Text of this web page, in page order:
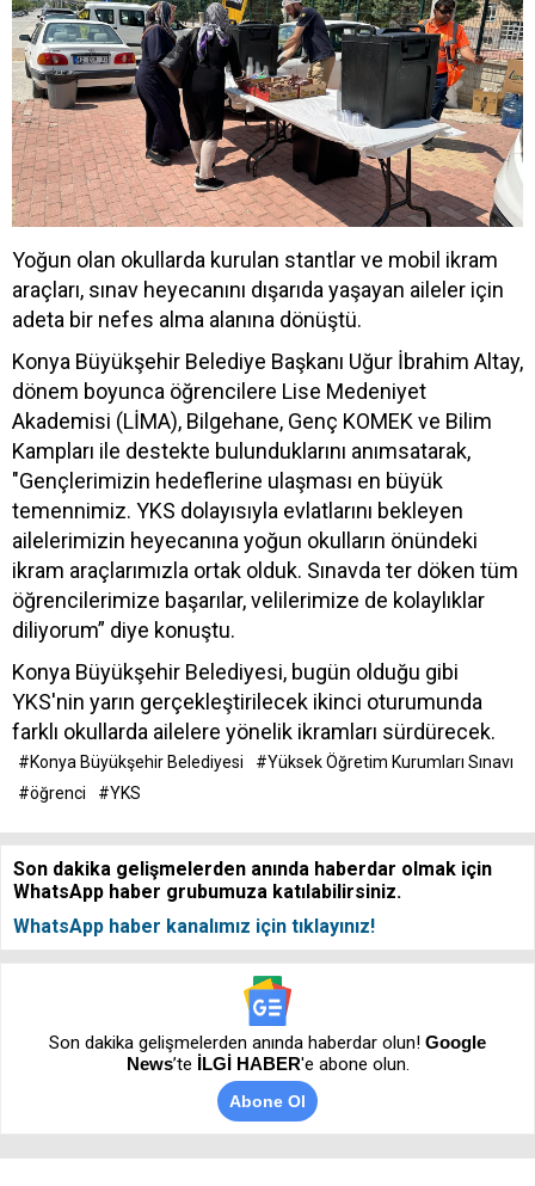
Yoğun olan okullarda kurulan stantlar ve mobil ikram
araçları, sınav heyecanını dışarıda yaşayan aileler için
adeta bir nefes alma alanına dönüştü.
Konya Büyükşehir Belediye Başkanı Uğur İbrahim Altay,
dönem boyunca öğrencilere Lise Medeniyet
Akademisi (LİMA), Bilgehane, Genç KOMEK ve Bilim
Kampları ile destekte bulunduklarını anımsatarak,
"Gençlerimizin hedeflerine ulaşması en büyük
temennimiz. YKS dolayısıyla evlatlarını bekleyen
ailelerimizin heyecanına yoğun okulların önündeki
ikram araçlarımızla ortak olduk. Sınavda ter döken tüm
öğrencilerimize başarılar, velilerimize de kolaylıklar
diliyorum” diye konuştu.
Konya Büyükşehir Belediyesi, bugün olduğu gibi
YKS'nin yarın gerçekleştirilecek ikinci oturumunda
farklı okullarda ailelere yönelik ikramları sürdürecek.
#Konya Büyükşehir Belediyesi
#Yüksek Öğretim Kurumları Sınavı
#öğrenci
#YKS
Son dakika gelişmelerden anında haberdar olmak için
WhatsApp haber grubumuza katılabilirsiniz.
WhatsApp haber kanalımız için tıklayınız!
Son dakika gelişmelerden anında haberdar olun! Google
News’te İLGİ HABER'e abone olun.
Abone Ol